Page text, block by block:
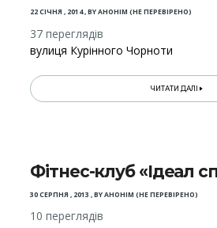
22 СІЧНЯ , 2014,BYАНОНІМ (НЕ ПЕРЕВІРЕНО)
37 переглядів
вулиця Курінного Чорноти
ЧИТАТИ ДАЛІ
Фітнес-клуб «Ідеал
30 СЕРПНЯ , 2013 ,BYАНОНІМ (НЕ ПЕРЕВІРЕНО)
10 переглядів